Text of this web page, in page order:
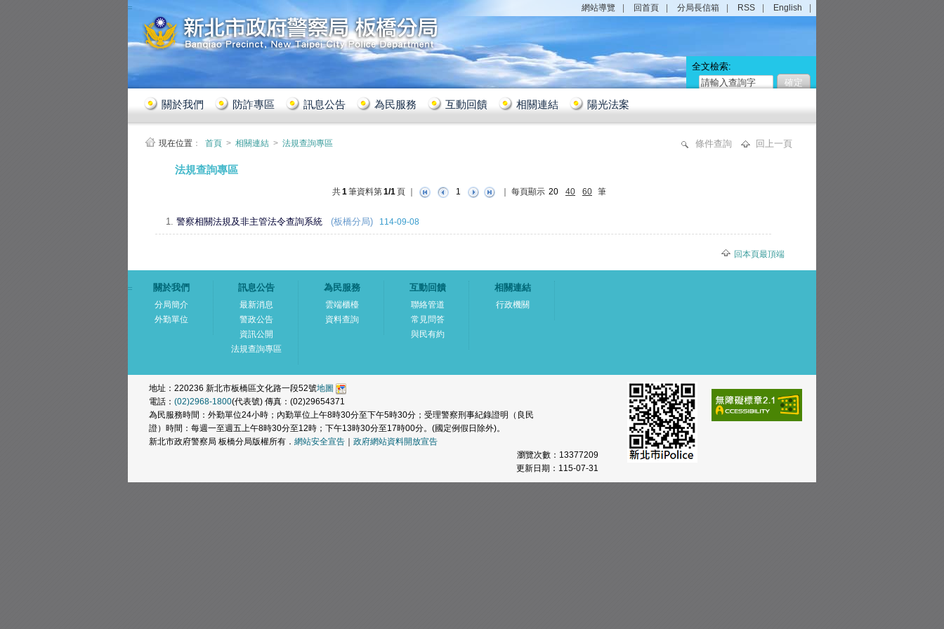
網站導覽 回首頁 分局長信箱 RSS English
:::
全文檢索:
關於我們 防詐專區 訊息公告 為民服務 互動回饋 相關連結 陽光法案
現在位置 ： 首頁 > 相關連結 > 法規查詢專區 條件查詢 回上一頁
法規查詢專區
共1筆資料第1/1頁 1 每頁顯示 20 40 60 筆
1. 警察相關法規及非主管法令查詢系統 (板橋分局) 114-09-08
回本頁最頂端
::: 關於我們
分局簡介
外勤單位
訊息公告
最新消息
警政公告
資訊公開
法規查詢專區
為民服務
雲端櫃檯
資料查詢
互動回饋
聯絡管道
常見問答
與民有約
相關連結
行政機關
地址：220236 新北市板橋區文化路一段52號地圖
電話： (02)2968-1800(代表號) 傳真：(02)29654371
為民服務時間：外勤單位24小時；內勤單位上午8時30分至下午5時30分；受理警察刑事紀錄證明（良民
證）時間：每週一至週五上午8時30分至12時；下午13時30分至17時00分。(國定例假日除外)。
新北市政府警察局 板橋分局版權所有． 網站安全宣告
政府網站資料開放宣告
瀏覽次數： 13377209
更新日期：115-07-31